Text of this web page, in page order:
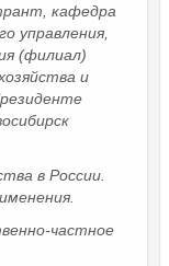
кафедра
управления,
(филиал)
и
в России.
частное